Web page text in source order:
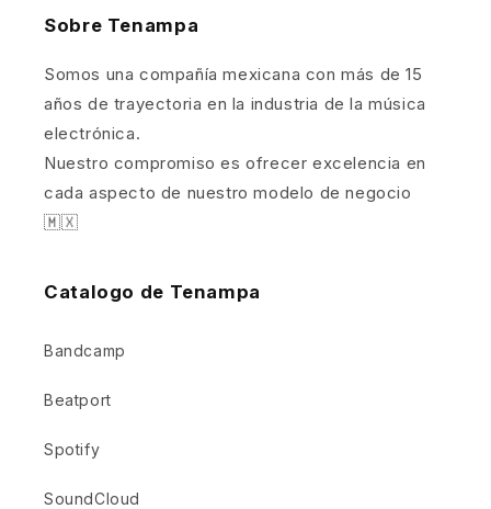
Sobre Tenampa
Somos una compañía mexicana con más de 15
años de trayectoria en la industria de la música
electrónica.
Nuestro compromiso es ofrecer excelencia en
cada aspecto de nuestro modelo de negocio
🇲🇽
Catalogo de Tenampa
Bandcamp
Beatport
Spotify
SoundCloud